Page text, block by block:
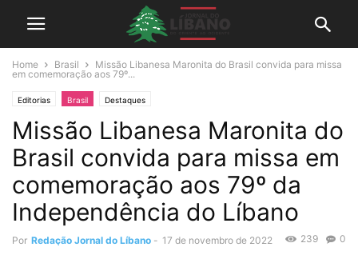
Home Brasil
Missão Libanesa Maronita do Brasil convida para missa
em comemoração aos 79º...
Editorias Brasil Destaques
Missão Libanesa Maronita do
Brasil convida para missa em
comemoração aos 79º da
Independência do Líbano
Por Redação Jornal do Líbano - 17 de novembro de 2022 0
239